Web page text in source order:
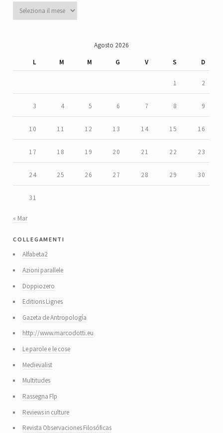
Archivi
Agosto 2026
L
M M G V S D
1 2
3 4 5 6 7 8 9
10 11 12 13 14 15 16
17 18 19 20 21 22 23
24 25 26 27 28 29 30
31
« Mar
collegamenti
Alfabeta2
Azioni parallele
Doppiozero
Editions Lignes
Gazeta de Antropología
http://www.marcodotti.eu
Le parole e le cose
Medievalist
Multitudes
Rassegna Flp
Reviews in culture
Revista Observaciones Filosóficas